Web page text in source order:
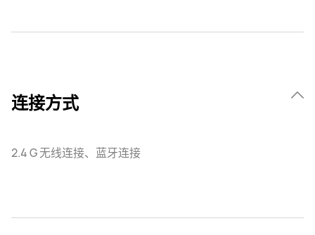
连接方式
2.4 G 无线连接、蓝牙连接